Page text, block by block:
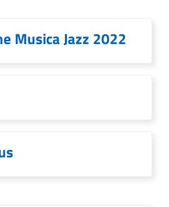
Musica Jazz 2022